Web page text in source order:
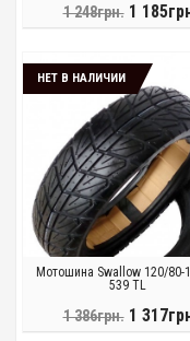
1 248грн. 1
НЕТ В НАЛИЧИИ
Мотошина Swallow 120/80-
539 TL
1 386грн. 1